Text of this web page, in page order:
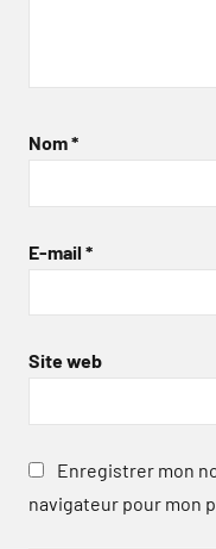
Nom*
E-mail *
Site web
Enregistrer mon
navigateur pour mon